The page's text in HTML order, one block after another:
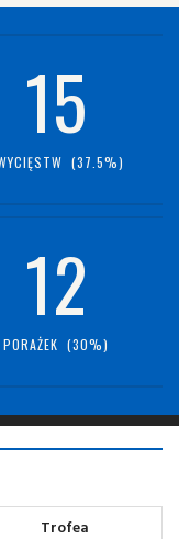
15
(37.5%)
12
PORAŻEK (30%)
Trofea